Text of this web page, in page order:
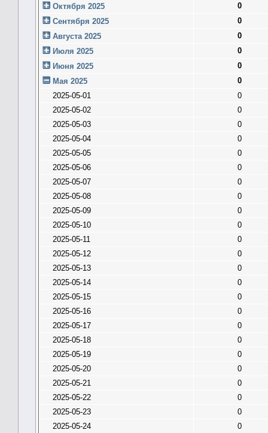
Октября 2025
0
Сентября 2025
0
Августа 2025
0
Июля 2025
0
Июня 2025
0
Мая 2025
0
2025-05-01
0
2025-05-02
0
2025-05-03
0
2025-05-04
0
2025-05-05
0
2025-05-06
0
2025-05-07
0
2025-05-08
0
2025-05-09
0
2025-05-10
0
2025-05-11
0
2025-05-12
0
2025-05-13
0
2025-05-14
0
2025-05-15
0
2025-05-16
0
2025-05-17
0
2025-05-18
0
2025-05-19
0
2025-05-20
0
2025-05-21
0
2025-05-22
0
2025-05-23
0
2025-05-24
0